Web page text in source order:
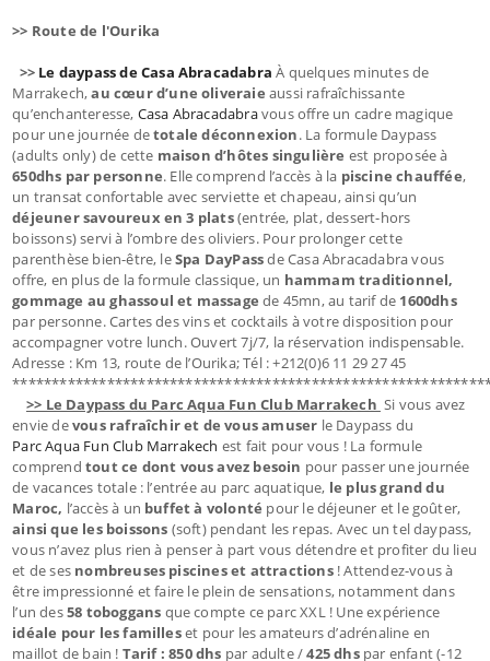
>> Route de l'Ourika
>> Le daypass de Casa Abracadabra À quelques minutes de
Marrakech,au cœur d’une oliveraie aussi rafraîchissante
qu’enchanteresse, Casa Abracadabravous offre un cadre magique
pour une journée detotale déconnexion. La formule Daypass
(adults only) de cette maison d’hôtes singulière est proposée à
650dhs par personne. Elle comprend l’accès à la piscine chauffée,
un transat confortable avec serviette et chapeau, ainsi qu’un
déjeuner savoureux en 3 plats(entrée, plat, dessert-hors
boissons) servi à l’ombre des oliviers. Pour prolonger cette
parenthèse bien-être, leSpa DayPassde Casa Abracadabra vous
offre, en plus de la formule classique, un hammam traditionnel,
gommage au ghassoul et massage de 45mn, au tarif de 1600dhs
par personne. Cartes des vins et cocktails à votre disposition pour
accompagner votre lunch. Ouvert 7j/7, la réservation indispensable.
Adresse : Km 13, route de l’Ourika; Tél : +212(0)6 11 29 27 45
>> Le Daypass du Parc Aqua Fun Club Marrakech Si vous avez
envie devous rafraîchir et de vous amuser le Daypass du
Parc Aqua Fun Club Marrakech est fait pour vous ! La formule
comprend tout ce dont vous avez besoin pour passer une journée
de vacances totale : l’entrée au parc aquatique, le plus grand du
Maroc, l’accès à un buffet à volonté pour le déjeuner et le goûter,
ainsi que les boissons (soft) pendant les repas. Avec un tel daypass,
vous n’avez plus rien à penser à part vous détendre et profiter du lieu
et de ses nombreuses piscines et attractions! Attendez-vous à
être impressionné et faire le plein de sensations, notamment dans
l’un des58 toboggans que compte ce parc XXL ! Une expérience
idéale pour les familleset pour les amateurs d’adrénaline en
maillot de bain ! Tarif : 850dhs par adulte /425 dhspar enfant (-12